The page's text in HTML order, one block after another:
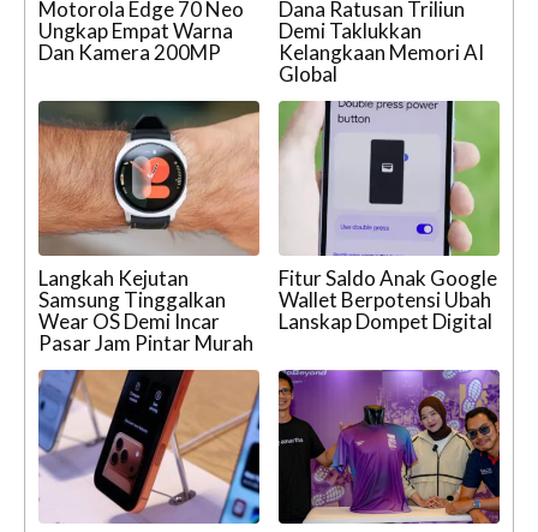
Motorola Edge 70 Neo
Ungkap Empat Warna
Dan Kamera 200MP
Dana Ratusan Triliun
Demi Taklukkan
Kelangkaan Memori AI
Global
Langkah Kejutan
Samsung Tinggalkan
Wear OS Demi Incar
Pasar Jam Pintar Murah
Fitur Saldo Anak Google
Wallet Berpotensi Ubah
Lanskap Dompet Digital